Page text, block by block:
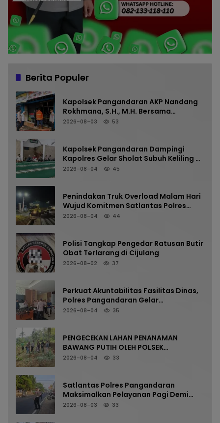
Berita Populer
Kapolsek Pangandaran AKP Nandang
Rokhmana, S.H., M.H. Bersama
Anggota Cek TKP Kebakaran Ruko
2026-08-03 53
Kapolsek Pangandaran Dampingi
Kapolres Gelar Sholat Subuh Keliling di
Masjid Jami Al-Furqon, Pererat
2026-08-04 45
Penindakan Truk Overload Malam Hari
Wujud Komitmen Satlantas Polres
Pangandaran Menjaga Keselamatan
2026-08-04 44
Polisi Tangkap Pengedar Ratusan Butir
Obat Terlarang di Cijulang
2026-08-02 37
Perkuat Akuntabilitas Fasilitas Dinas,
Polres Pangandaran Gelar
Pemeriksaan Senpi Berkala
2026-08-04 35
PENGECEKAN LAHAN PENANAMAN
BAWANG PUTIH OLEH POLSEK
LANGKAPLANCAR DUKUNG PROGRAM
2026-08-04 33
Satlantas Polres Pangandaran
Maksimalkan Pelayanan Pagi Demi
Kelancaran Arus Kendaraan
2026-08-03 33